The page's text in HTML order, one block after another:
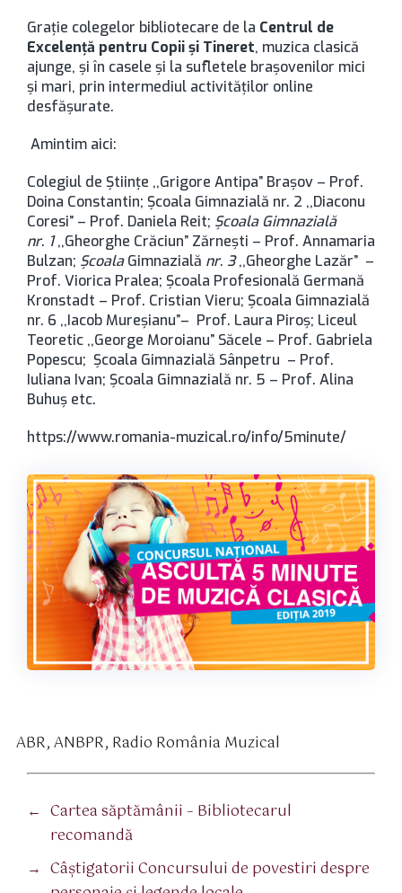
Grație colegelor bibliotecare de la Centrul de
Excelenţă pentru Copii şi Tineret, muzica clasică
ajunge, şi în casele şi la sufletele braşovenilor mici
şi mari, prin intermediul activităților online
desfășurate.
Amintim aici:
Colegiul de Ştiinţe ,,Grigore Antipa” Brașov – Prof.
Doina Constantin; Școala Gimnazială nr. 2 ,,Diaconu
Coresi” – Prof. Daniela Reit; Școala Gimnazială
nr. 1,,Gheorghe Crăciun” Zărneşti – Prof. Annamaria
Bulzan; ȘcoalaGimnazială nr. 3,,Gheorghe Lazăr” –
Prof. Viorica Pralea; Școala Profesională Germană
Kronstadt – Prof. Cristian Vieru; Şcoala Gimnazială
nr. 6 ,,Iacob Mureșianu”– Prof. Laura Piroş; Liceul
Teoretic ,,George Moroianu” Săcele – Prof. Gabriela
Popescu; Şcoala Gimnazială Sânpetru – Prof.
Iuliana Ivan; Şcoala Gimnazială nr. 5 – Prof. Alina
Buhuş etc.
https://www.romania-muzical.ro/info/5minute/
ABR,ANBPR, Radio România Muzical
← Cartea săptămânii – Bibliotecarul
recomandă
→ Câștigatorii Concursului de povestiri despre